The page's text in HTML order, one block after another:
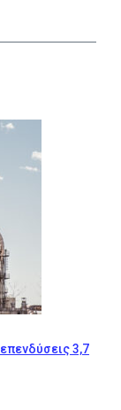
3,7